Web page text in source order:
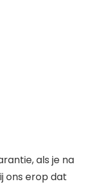
als je na
ons erop dat